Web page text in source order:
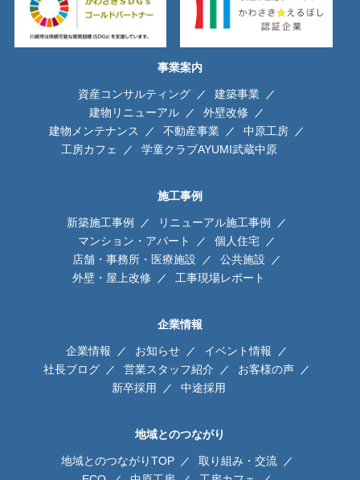
事業案内
資産コンサルティング
建築事業
建物リニューアル
外壁改修
建物メンテナンス
不動産事業
中原工房
工房カフェ
学童クラブAYUMI武蔵中原
施工事例
新築施工事例
リニューアル施工事例
マンション・アパート
個人住宅
店舗・事務所・医療施設
公共施設
外壁・屋上改修
工事現場レポート
企業情報
企業情報 お知らせ
イベント情報
社長ブログ
営業スタッフ紹介
お客様の声
新卒採用
中途採用
地域とのつながり
地域とのつながりTOP
取り組み・交流